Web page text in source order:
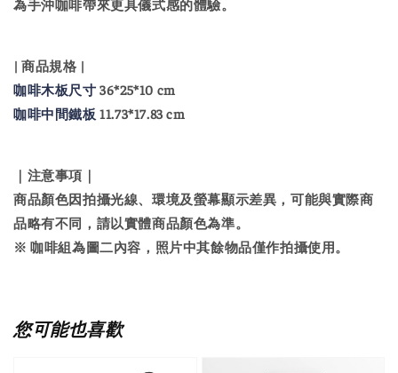
為手沖咖啡帶來更具儀式感的體驗。
| 商品規格 |
咖啡木板尺寸36*25*10 cm
咖啡中間鐵板11.73*17.83 cm
｜注意事項｜
商品顏色因拍攝光線、環境及螢幕顯示差異，可能與實際商
品略有不同，請以實體商品顏色為準。
※ 咖啡組為圖二內容，照片中其餘物品僅作拍攝使用。
您可能也喜歡